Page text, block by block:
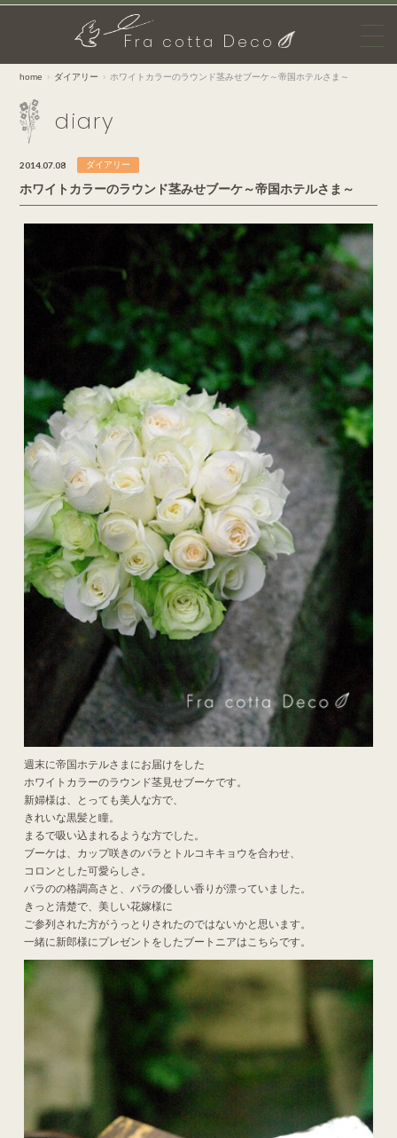
Fra cotta D eco
home ダイアリー ホワイトカラーのラウンド茎みせブーケ～帝国ホテルさま～
diary
2014.07.08 ダイアリー
ホワイトカラーのラウンド茎みせブーケ～帝国ホテルさま～
週末に帝国ホテルさまにお届けをした
ホワイトカラーのラウンド茎見せブーケです。
新婦様は、とっても美人な方で、
きれいな黒髪と瞳。
まるで吸い込まれるような方でした。
ブーケは、カップ咲きのバラとトルコキキョウを合わせ、
コロンとした可愛らしさ。
バラのの格調高さと、バラの優しい香りが漂っていました。
きっと清楚で、美しい花嫁様に
ご参列された方がうっとりされたのではないかと思います。
一緒に新郎様にプレゼントをしたブートニアはこちらです。